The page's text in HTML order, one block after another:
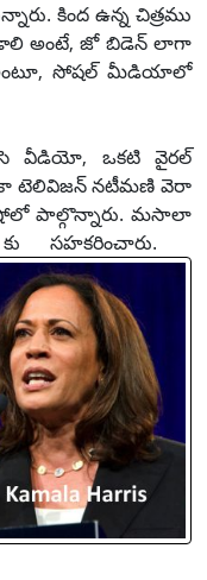
కింద ఉన్న చిత్రము
అంటే, జో బిడెన్ లాగా
సోషల్ మీడియాలో
వీడియో, ఒకటి వైరల్
టెలివిజన్ నటీమణి వెరా
పాల్గొన్నారు. మసాలా
సహకరించారు.